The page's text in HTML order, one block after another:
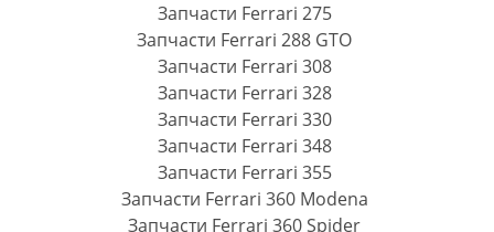
Запчасти Ferrari 275
Запчасти Ferrari 288 GTO
Запчасти Ferrari 308
Запчасти Ferrari 328
Запчасти Ferrari 330
Запчасти Ferrari 348
Запчасти Ferrari 355
Запчасти Ferrari 360 Modena
Запчасти Ferrari 360 Spider